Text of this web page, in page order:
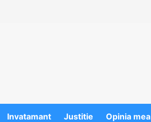
Invatamant Justitie Opinia mea